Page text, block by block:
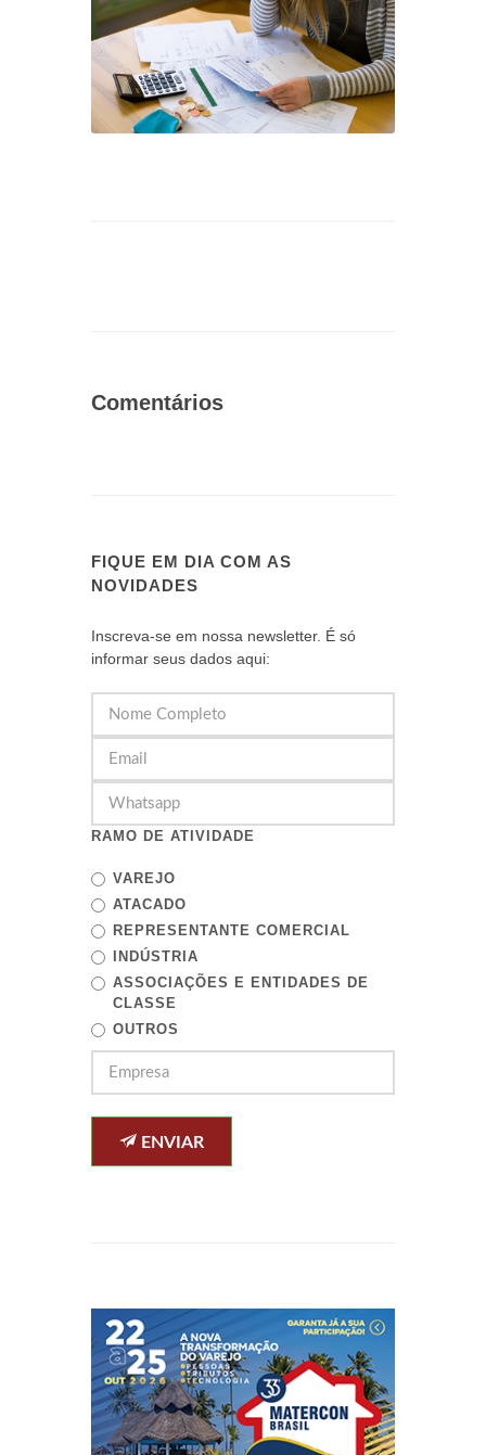
Comentários
FIQUE EM DIA COM AS
NOVIDADES
Inscreva-se em nossa newsletter. É só
informar seus dados aqui:
RAMO DE ATIVIDADE
VAREJO
ATACADO
REPRESENTANTE COMERCIAL
INDÚSTRIA
ASSOCIAÇÕES E ENTIDADES DE
CLASSE
OUTROS
ENVIAR